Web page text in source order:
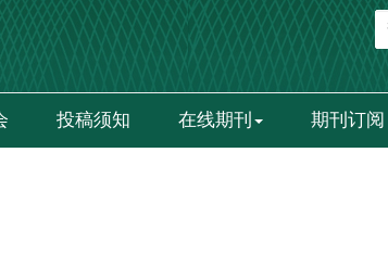
投稿须知 在线期刊 期刊订阅